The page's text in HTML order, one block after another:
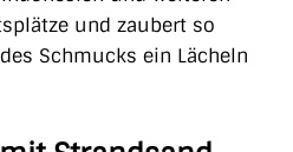
und zaubert so
Schmucks ein Lächeln